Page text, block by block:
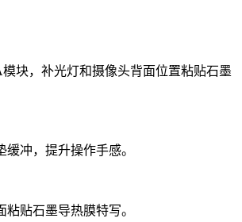
块，补光灯和摄像头背面位置粘贴石墨
冲，提升操作手感。
贴石墨导热膜特写。